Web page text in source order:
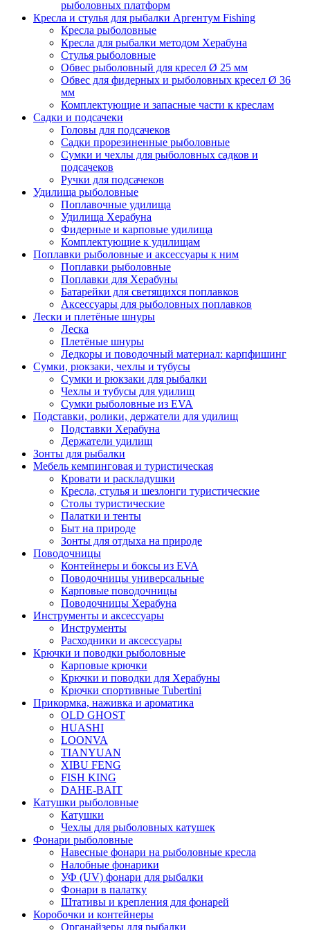
рыболовных платформ
Кресла и стулья для рыбалки Аргентум Fishing
Кресла рыболовные
Кресла для рыбалки методом Херабуна
Стулья рыболовные
Обвес рыболовный для кресел Ø 25 мм
Обвес для фидерных и рыболовных кресел Ø 36
мм
Комплектующие и запасные части к креслам
Садки и подсачеки
Головы для подсачеков
Садки прорезиненные рыболовные
Сумки и чехлы для рыболовных садков и
подсачеков
Ручки для подсачеков
Удилища рыболовные
Поплавочные удилища
Удилища Херабуна
Фидерные и карповые удилища
Комплектующие к удилищам
Поплавки рыболовные и аксессуары к ним
Поплавки рыболовные
Поплавки для Херабуны
Батарейки для светящихся поплавков
Аксессуары для рыболовных поплавков
Лески и плетёные шнуры
Леска
Плетёные шнуры
Ледкоры и поводочный материал: карпфишинг
Сумки, рюкзаки, чехлы и тубусы
Сумки и рюкзаки для рыбалки
Чехлы и тубусы для удилищ
Сумки рыболовные из EVA
Подставки, ролики, держатели для удилищ
Подставки Херабуна
Держатели удилищ
Зонты для рыбалки
Мебель кемпинговая и туристическая
Кровати и раскладушки
Кресла, стулья и шезлонги туристические
Столы туристические
Палатки и тенты
Быт на природе
Зонты для отдыха на природе
Поводочницы
Контейнеры и боксы из EVA
Поводочницы универсальные
Карповые поводочницы
Поводочницы Херабуна
Инструменты и аксессуары
Инструменты
Расходники и аксессуары
Крючки и поводки рыболовные
Карповые крючки
Крючки и поводки для Херабуны
Крючки спортивные Tubertini
Прикормка, наживка и ароматика
OLD GHOST
HUASHI
LOONVA
TIANYUAN
XIBU FENG
FISH KING
DAHE-BAIT
Катушки рыболовные
Катушки
Чехлы для рыболовных катушек
Фонари рыболовные
Навесные фонари на рыболовные кресла
Налобные фонарики
УФ (UV) фонари для рыбалки
Фонари в палатку
Штативы и крепления для фонарей
Коробочки и контейнеры
Органайзеры для рыбалки